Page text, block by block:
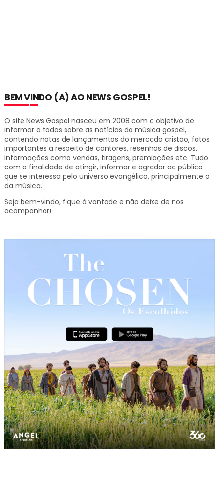
BEM VINDO (A) AO NEWS GOSPEL!
O site News Gospel nasceu em 2008 com o objetivo de
informar a todos sobre as notícias da música gospel,
contendo notas de lançamentos do mercado cristão, fatos
importantes a respeito de cantores, resenhas de discos,
informações como vendas, tiragens, premiações etc. Tudo
com a finalidade de atingir, informar e agradar ao público
que se interessa pelo universo evangélico, principalmente o
da música.
Seja bem-vindo, fique à vontade e não deixe de nos
acompanhar!